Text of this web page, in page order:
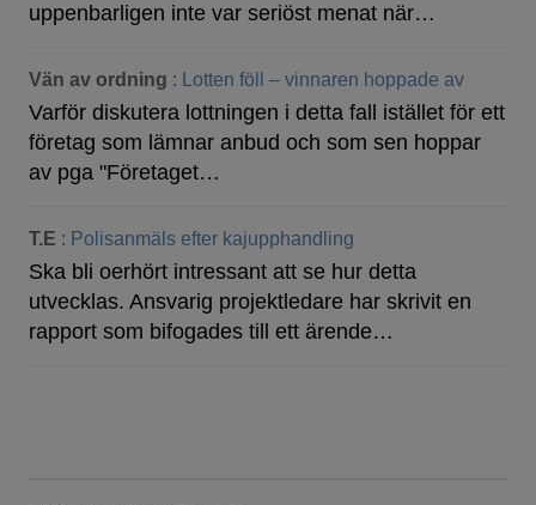
uppenbarligen inte var seriöst menat när…
Vän av ordning : Lotten föll – vinnaren hoppade av
Varför diskutera lottningen i detta fall istället för ett
företag som lämnar anbud och som sen hoppar
av pga "Företaget…
T.E : Polisanmäls efter kajupphandling
Ska bli oerhört intressant att se hur detta
utvecklas. Ansvarig projektledare har skrivit en
rapport som bifogades till ett ärende…